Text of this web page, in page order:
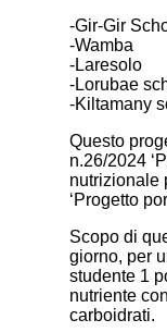
-Gir-Gir
-Wamba
-Laresolo
-Lorubae
-Kiltamany
Questo
n.26/2024
nutrizionale
‘Progetto
Scopo di
giorno, per
studente 1
nutriente
carboidrati.